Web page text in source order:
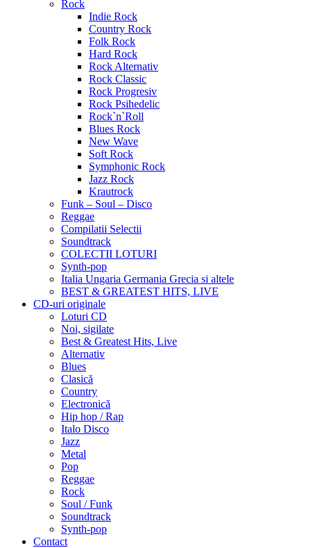
Rock
Indie Rock
Country Rock
Folk Rock
Hard Rock
Rock Alternativ
Rock Classic
Rock Progresiv
Rock Psihedelic
Rock`n`Roll
Blues Rock
New Wave
Soft Rock
Symphonic Rock
Jazz Rock
Krautrock
Funk – Soul – Disco
Reggae
Compilatii Selectii
Soundtrack
COLECTII LOTURI
Synth-pop
Italia Ungaria Germania Grecia si altele
BEST & GREATEST HITS, LIVE
CD-uri originale
Loturi CD
Noi, sigilate
Best & Greatest Hits, Live
Alternativ
Blues
Clasică
Country
Electronică
Hip hop / Rap
Italo Disco
Jazz
Metal
Pop
Reggae
Rock
Soul / Funk
Soundtrack
Synth-pop
Contact